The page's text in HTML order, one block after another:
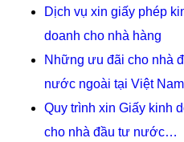
Dịch vụ xin giấy phép
doanh cho nhà hàng
Những ưu đãi cho nhà
nước ngoài tại Việt Nam
Quy trình xin Giấy kinh
cho nhà đầu tư nước…